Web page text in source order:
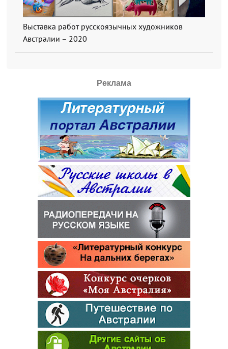
Выставка работ русскоязычных художников
Австралии – 2020
Реклама